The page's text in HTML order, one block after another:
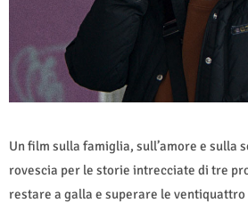
Un film sulla famiglia, sull’amore e sulla
rovescia per le storie intrecciate di tre
restare a galla e superare le